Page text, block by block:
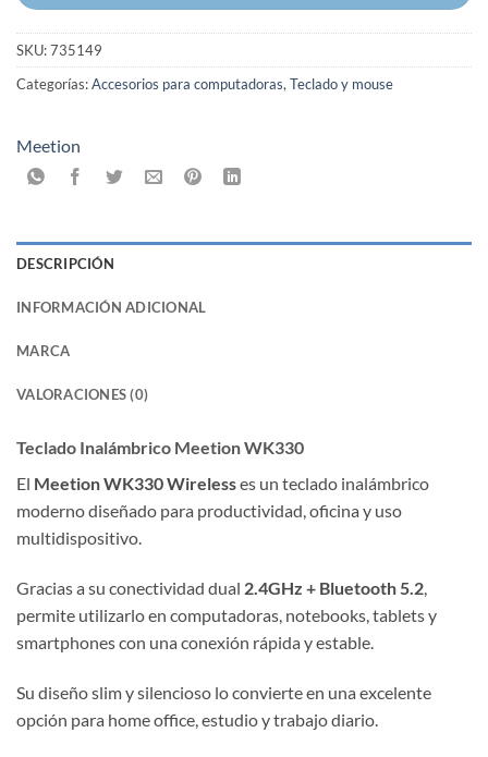
SKU:735149
Categorías:Accesorios para computadoras,Teclado y mouse
Meetion
DESCRIPCIÓN
INFORMACIÓN ADICIONAL
MARCA
VALORACIONES (0)
Teclado Inalámbrico Meetion WK330
El Meetion WK330 Wirelesses un teclado inalámbrico
moderno diseñado para productividad, oficina y uso
multidispositivo.
Gracias a su conectividad dual 2.4GHz + Bluetooth 5.2,
permite utilizarlo en computadoras, notebooks, tablets y
smartphones con una conexión rápida y estable.
Su diseño slim y silencioso lo convierte en una excelente
opción para home office, estudio y trabajo diario.